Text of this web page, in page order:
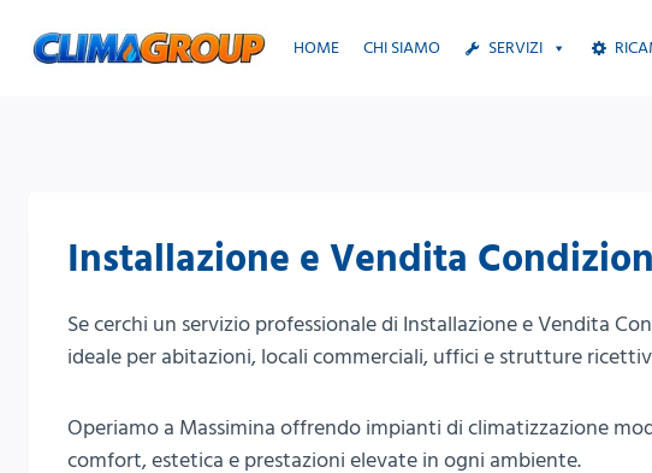
HOME CHI SIAMO SERVIZI
Installazione e Vendita
Se cerchi un servizio professionale di Installazione e Vendita
ideale per abitazioni, locali commerciali, uffici e strutture
Operiamo a Massimina offrendo impianti di climatizzazione
comfort, estetica e prestazioni elevate in ogni ambiente.